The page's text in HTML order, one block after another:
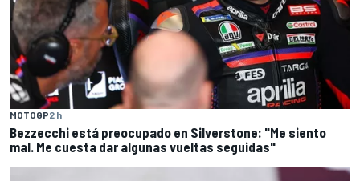
MOTOGP2 h
Bezzecchi está preocupado en Silverstone: "Me siento
mal. Me cuesta dar algunas vueltas seguidas"